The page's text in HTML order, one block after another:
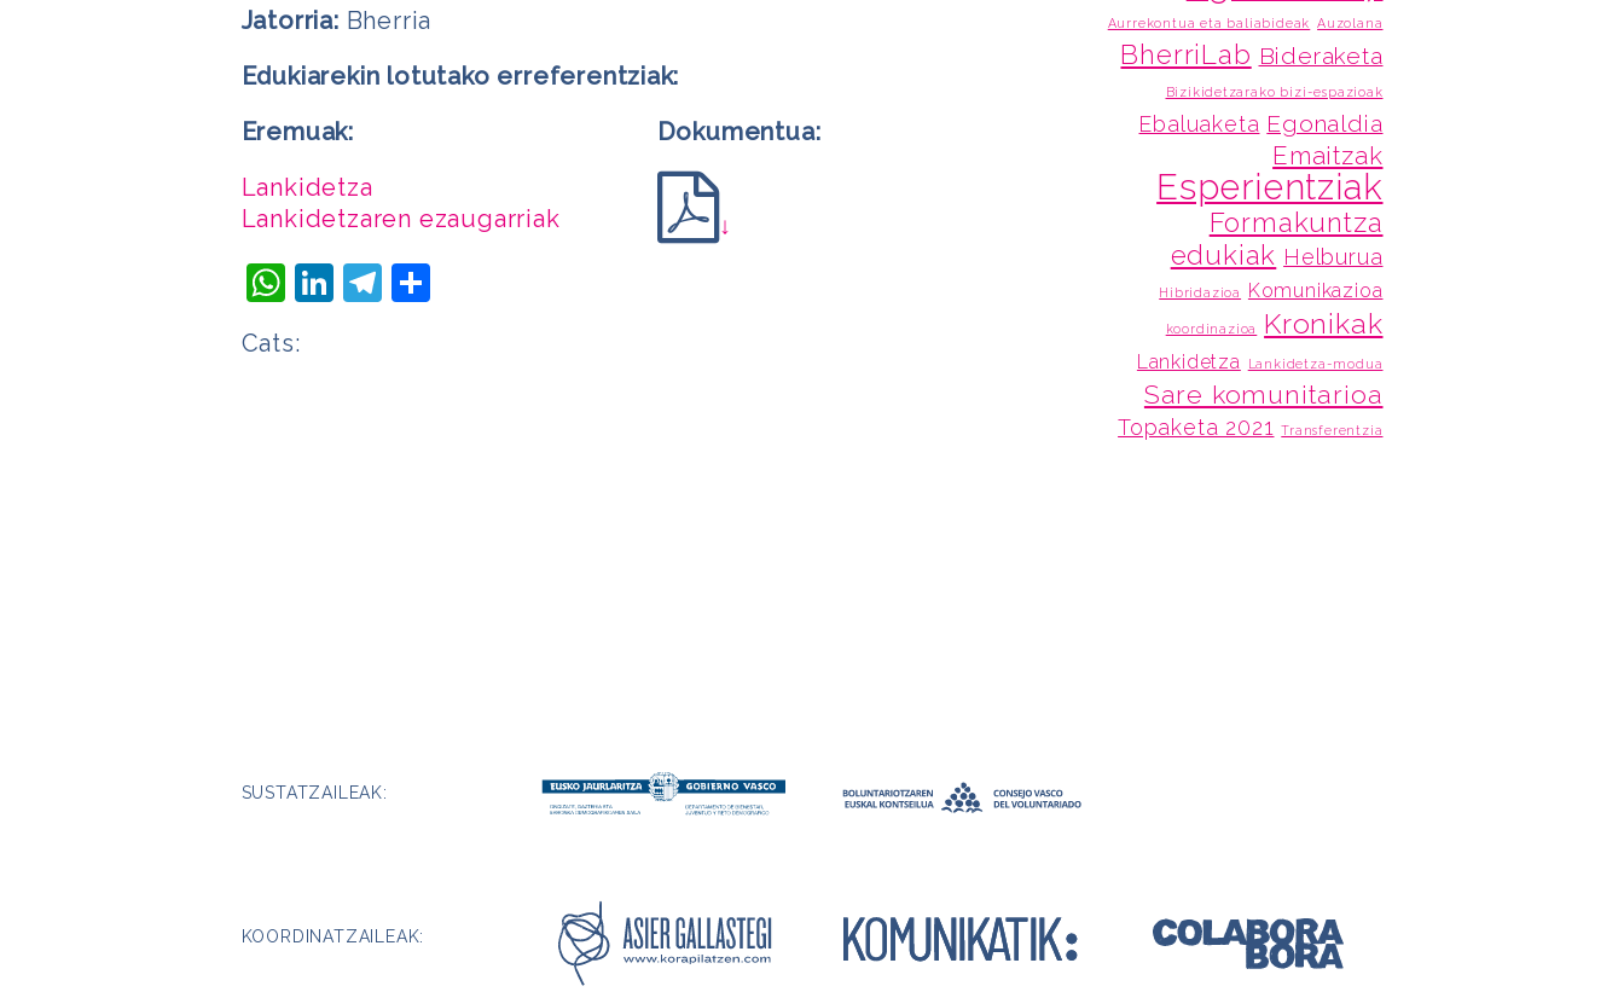
Jatorria: Bherria
Edukiarekin lotutako erreferentziak:
Eremuak:
Lankidetza
Lankidetzaren ezaugarriak
Dokumentua:
↓
WhatsApp
LinkedIn
Telegram
Share
Cats:
Aurrekontua eta baliabideak Auzolana
BherriLab Bideraketa
Bizikidetzarako bizi-espazioak
Ebaluaketa Egonaldia
Emaitzak
Esperientziak
Formakuntza
edukiak Helburua
Hibridazioa Komunikazioa
koordinazioa Kronikak
Lankidetza Lankidetza-modua
Sare komunitarioa
Topaketa 2021 Transferentzia
SUSTATZAILEAK:
KOORDINATZAILEAK: